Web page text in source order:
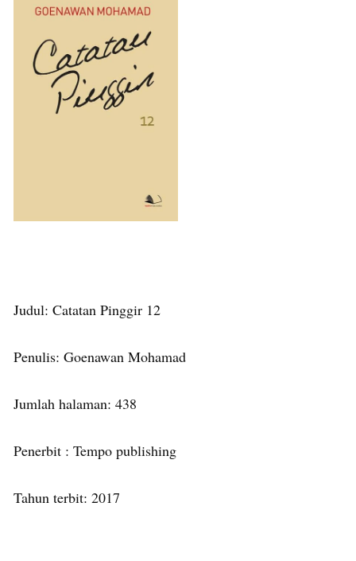
Judul: Catatan Pinggir 12
Penulis: Goenawan Mohamad
Jumlah halaman: 438
Penerbit : Tempo publishing
Tahun terbit: 2017